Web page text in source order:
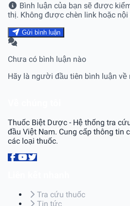
Bình luận của bạn sẽ được
thị. Không được chèn link hoặc nội
Gửi bình luận
Chưa có bình luận nào
Hãy là người đầu tiên bình luận về
Thuốc Biệt Dược - Hệ thống tra
đầu Việt Nam. Cung cấp thông tin
các loại thuốc.
Tra cứu thuốc
Tin tức